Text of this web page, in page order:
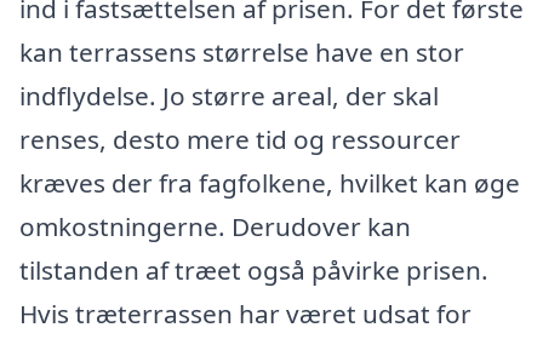
ind i fastsættelsen af prisen. For det første
kan terrassens størrelse have en stor
indflydelse. Jo større areal, der skal
renses, desto mere tid og ressourcer
kræves der fra fagfolkene, hvilket kan øge
omkostningerne. Derudover kan
tilstanden af træet også påvirke prisen.
Hvis træterrassen har været udsat for